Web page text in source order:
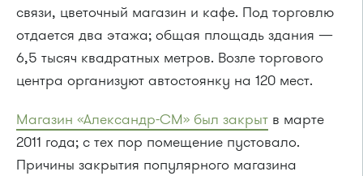
связи, цветочный магазин и кафе. Под торговлю
отдается два этажа; общая площадь здания —
6,5 тысяч квадратных метров. Возле торгового
центра организуют автостоянку на 120 мест.
Магазин «Александр-СМ» был закрыт в марте
2011 года; с тех пор помещение пустовало.
Причины закрытия популярного магазина